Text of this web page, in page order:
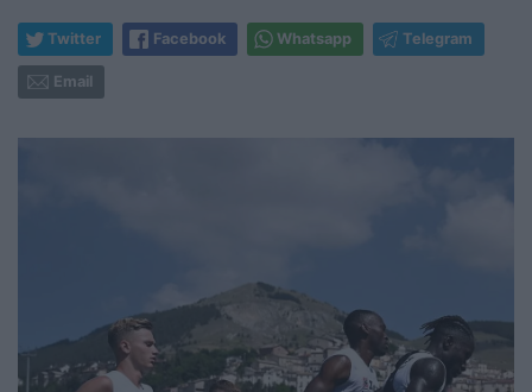
Twitter Facebook Whatsapp Telegram
Email